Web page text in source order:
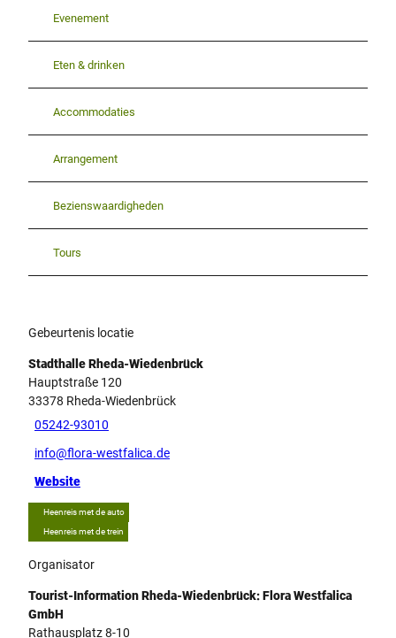
Evenement
Eten & drinken
Accommodaties
Arrangement
Bezienswaardigheden
Tours
Gebeurtenis locatie
Stadthalle Rheda-Wiedenbrück
Hauptstraße 120
33378 Rheda-Wiedenbrück
05242-93010
info@flora-westfalica.de
Website
Heenreis met de auto
Heenreis met de trein
Organisator
Tourist-Information Rheda-Wiedenbrück: Flora Westfalica
GmbH
Rathausplatz 8-10